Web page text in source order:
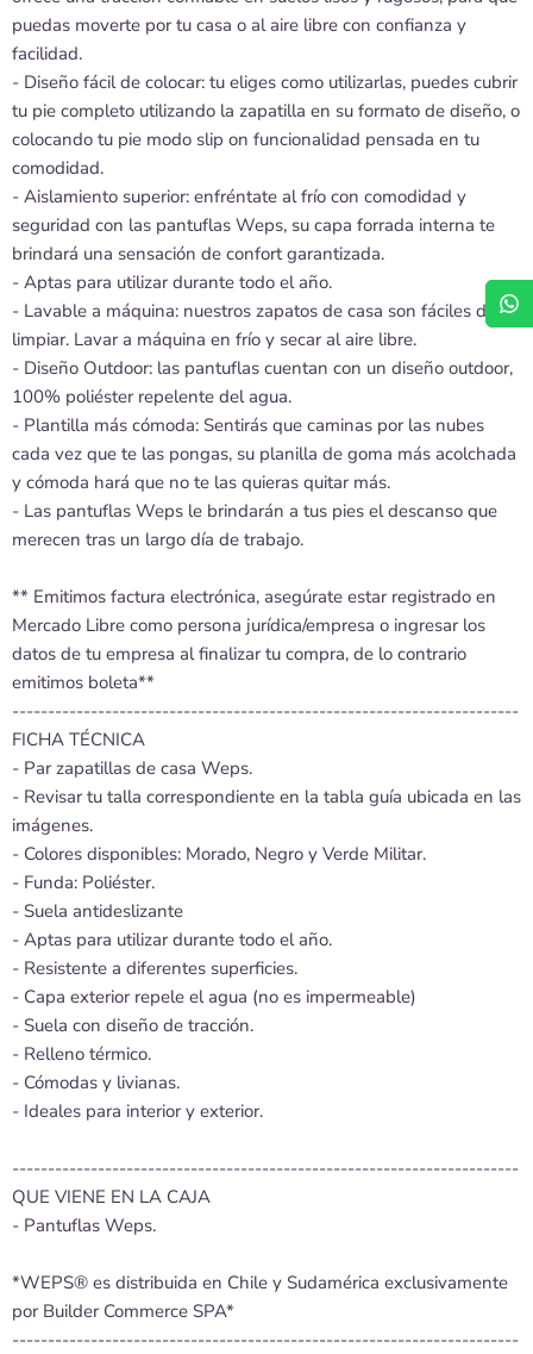
puedas moverte por tu casa o al aire libre con confianza y
facilidad.
- Diseño fácil de colocar: tu eliges como utilizarlas, puedes cubrir
tu pie completo utilizando la zapatilla en su formato de diseño, o
colocando tu pie modo slip on funcionalidad pensada en tu
comodidad.
- Aislamiento superior: enfréntate al frío con comodidad y
seguridad con las pantuflas Weps, su capa forrada interna te
brindará una sensación de confort garantizada.
- Aptas para utilizar durante todo el año.
- Lavable a máquina: nuestros zapatos de casa son fáciles de
limpiar. Lavar a máquina en frío y secar al aire libre.
- Diseño Outdoor: las pantuflas cuentan con un diseño outdoor,
100% poliéster repelente del agua.
- Plantilla más cómoda: Sentirás que caminas por las nubes
cada vez que te las pongas, su planilla de goma más acolchada
y cómoda hará que no te las quieras quitar más.
- Las pantuflas Weps le brindarán a tus pies el descanso que
merecen tras un largo día de trabajo.
** Emitimos factura electrónica, asegúrate estar registrado en
Mercado Libre como persona jurídica/empresa o ingresar los
datos de tu empresa al finalizar tu compra, de lo contrario
emitimos boleta**
-----------------------------------------------------------------------
FICHA TÉCNICA
- Par zapatillas de casa Weps.
- Revisar tu talla correspondiente en la tabla guía ubicada en las
imágenes.
- Colores disponibles: Morado, Negro y Verde Militar.
- Funda: Poliéster.
- Suela antideslizante
- Aptas para utilizar durante todo el año.
- Resistente a diferentes superficies.
- Capa exterior repele el agua (no es impermeable)
- Suela con diseño de tracción.
- Relleno térmico.
- Cómodas y livianas.
- Ideales para interior y exterior.
-----------------------------------------------------------------------
QUE VIENE EN LA CAJA
- Pantuflas Weps.
*WEPS® es distribuida en Chile y Sudamérica exclusivamente
por Builder Commerce SPA*
-----------------------------------------------------------------------